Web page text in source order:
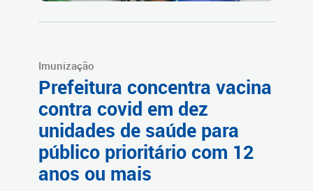
Imunização
Prefeitura concentra vacina
contra covid em dez
unidades de saúde para
público prioritário com 12
anos ou mais